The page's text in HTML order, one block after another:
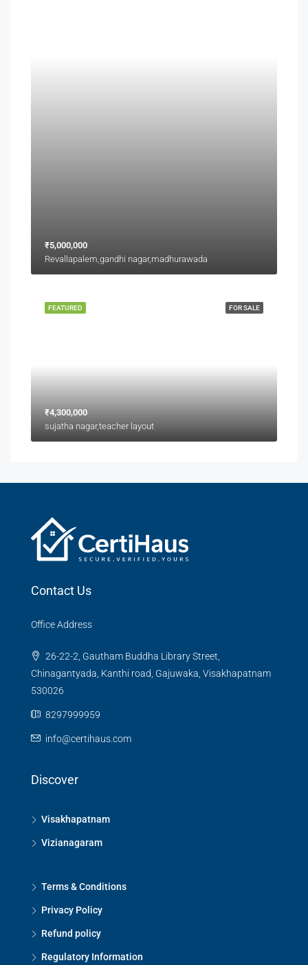
₹5,000,000
Revallapalem,gandhi nagar,madhurawada
FOR SALE
FEATURED
₹4,300,000
sujatha nagar,teacher layout
Contact Us
Office Address
26-22-2, Gautham Buddha Library Street,
Chinagantyada, Kanthi road, Gajuwaka, Visakhapatnam
530026
8297999959
info@certihaus.com
Discover
Visakhapatnam
Vizianagaram
Terms & Conditions
Privacy Policy
Refund policy
Regulatory Information